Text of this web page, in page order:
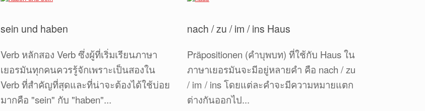
sein und haben
Verb หลักสอง Verb ซึ่งผู้ที่เริ่มเรียนภาษา
เยอรมันทุกคนควรรู้จักเพราะเป็นสองใน
Verb ที่สำคัญที่สุดและที่น่าจะต้องได้ใช้บ่อย
มากคือ "sein" กับ "haben"...
nach / zu / im / ins Haus
Präpositionen (คำบุพบท) ที่ใช้กับ Haus ใน
ภาษาเยอรมันจะมีอยู่หลายคำ คือ nach / zu
/ im / ins โดยแต่ละคำจะมีความหมายแตก
ต่างกันออกไป...